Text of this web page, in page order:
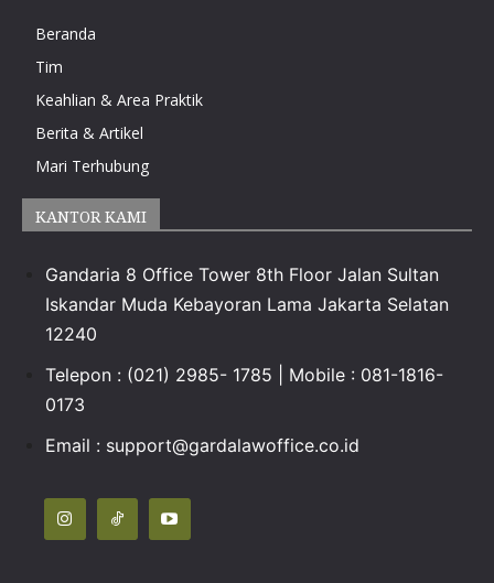
Beranda
Tim
Keahlian & Area Praktik
Berita & Artikel
Mari Terhubung
KANTOR KAMI
Gandaria 8 Office Tower 8th Floor Jalan Sultan
Iskandar Muda Kebayoran Lama Jakarta Selatan
12240
Telepon : (021) 2985- 1785 | Mobile : 081-1816-
0173
Email : support@gardalawoffice.co.id